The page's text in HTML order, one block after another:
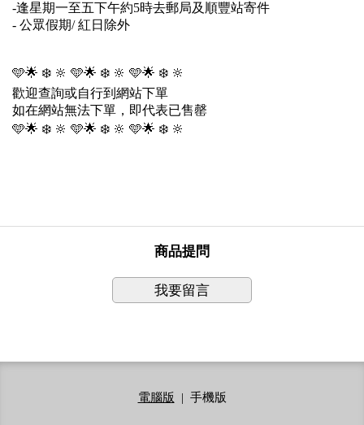
-逢星期一至五下午約5時去郵局及順豐站寄件
- 公眾假期/ 紅日除外
🩵🌟 ❄️ 🔆 🩵🌟 ❄️ 🔆 🩵🌟 ❄️ 🔆
歡迎查詢或自行到網站下單
如在網站無法下單，即代表已售罄
🩵🌟 ❄️ 🔆 🩵🌟 ❄️ 🔆 🩵🌟 ❄️ 🔆
商品提問
我要留言
電腦版 | 手機版